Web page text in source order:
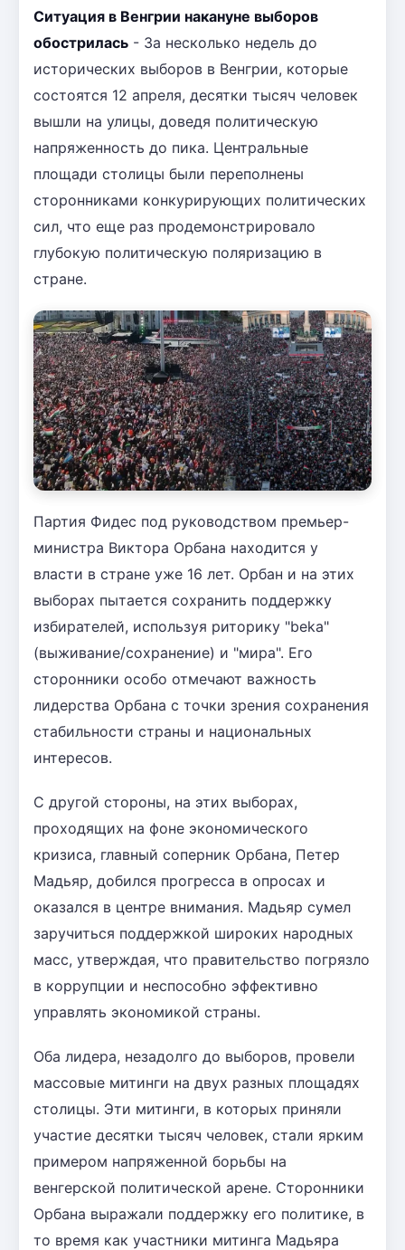
Ситуация в Венгрии накануне выборов
обострилась - За несколько недель до
исторических выборов в Венгрии, которые
состоятся 12 апреля, десятки тысяч человек
вышли на улицы, доведя политическую
напряженность до пика. Центральные
площади столицы были переполнены
сторонниками конкурирующих политических
сил, что еще раз продемонстрировало
глубокую политическую поляризацию в
стране.
Партия Фидес под руководством премьер-
министра Виктора Орбана находится у
власти в стране уже 16 лет. Орбан и на этих
выборах пытается сохранить поддержку
избирателей, используя риторику "beka"
(выживание/сохранение) и "мира". Его
сторонники особо отмечают важность
лидерства Орбана с точки зрения сохранения
стабильности страны и национальных
интересов.
С другой стороны, на этих выборах,
проходящих на фоне экономического
кризиса, главный соперник Орбана, Петер
Мадьяр, добился прогресса в опросах и
оказался в центре внимания. Мадьяр сумел
заручиться поддержкой широких народных
масс, утверждая, что правительство погрязло
в коррупции и неспособно эффективно
управлять экономикой страны.
Оба лидера, незадолго до выборов, провели
массовые митинги на двух разных площадях
столицы. Эти митинги, в которых приняли
участие десятки тысяч человек, стали ярким
примером напряженной борьбы на
венгерской политической арене. Сторонники
Орбана выражали поддержку его политике, в
то время как участники митинга Мадьяра